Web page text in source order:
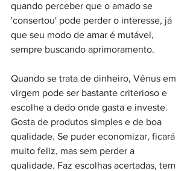
quando perceber que o amado se
'consertou' pode perder o interesse, já
que seu modo de amar é mutável,
sempre buscando aprimoramento.
Quando se trata de dinheiro, Vênus em
virgem pode ser bastante criterioso e
escolhe a dedo onde gasta e investe.
Gosta de produtos simples e de boa
qualidade. Se puder economizar, ficará
muito feliz, mas sem perder a
qualidade. Faz escolhas acertadas, tem